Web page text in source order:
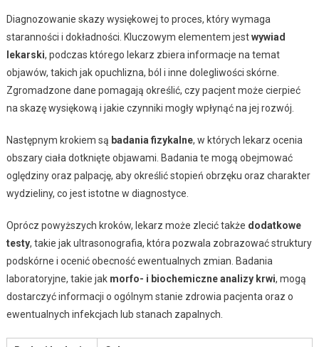
Diagnozowanie skazy wysiękowej to proces, który wymaga
staranności i dokładności. Kluczowym elementem jestwywiad
lekarski, podczas którego lekarz zbiera informacje na temat
objawów, takich jak opuchlizna, ból i inne dolegliwości skórne.
Zgromadzone dane pomagają określić, czy pacjent może cierpieć
na skazę wysiękową i jakie czynniki mogły wpłynąć na jej rozwój.
Następnym krokiem są badania fizykalne, w których lekarz ocenia
obszary ciała dotknięte objawami. Badania te mogą obejmować
oględziny oraz palpację, aby określić stopień obrzęku oraz charakter
wydzieliny, co jest istotne w diagnostyce.
Oprócz powyższych kroków, lekarz może zlecić także dodatkowe
testy, takie jak ultrasonografia, która pozwala zobrazować struktury
podskórne i ocenić obecność ewentualnych zmian. Badania
laboratoryjne, takie jak morfo- i biochemiczne analizy krwi, mogą
dostarczyć informacji o ogólnym stanie zdrowia pacjenta oraz o
ewentualnych infekcjach lub stanach zapalnych.